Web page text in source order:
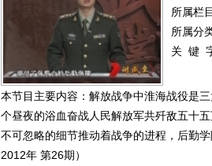
所属栏
所属分
关 键
本节目主要内容：解放战争中淮海战役是
个昼夜的浴血奋战人民解放军共歼敌五十
不可忽略的细节推动着战争的进程，后勤
2012年 第26期）